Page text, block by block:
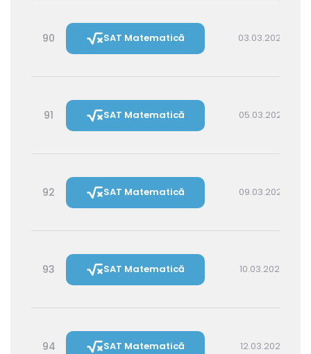
90 SAT Matematică 03.03.2027 14:30
91 SAT Matematică 05.03.2027 16:00
92 SAT Matematică 09.03.2027 16:00
93 SAT Matematică 10.03.2027 14:30
94 SAT Matematică 12.03.2027 16:00